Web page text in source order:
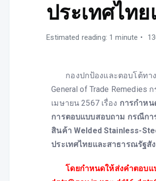
ประเทศไท
Estimated reading: 1 minute
กองปกป้องและตอบโต้ทาง
General of Trade
เมษายน 2567 เรื่อง การกำห
การตอบแบบสอบถาม กรณีกา
สินค้า Welded Stainless-
ประเทศไทยและสาธารณรัฐสั
โดยกำหนดให้ส่งคำตอบแบ